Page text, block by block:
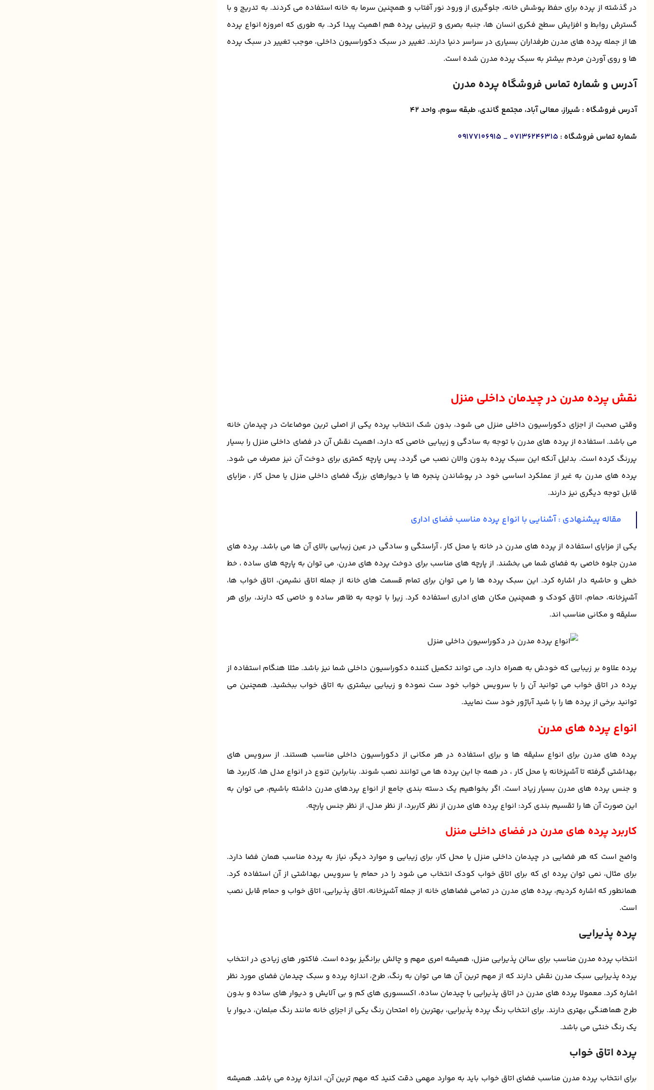
در گذشته از پرده برای حفظ پوشش خانه، جلوگیری از ورود نور آفتاب و همچنین سرما به خانه استفاده می کردند. به تدریج و با
گسترش روابط و افزایش سطح فکری انسان ها، جنبه بصری و تزیینی پرده هم اهمیت پیدا کرد. به طوری که امروزه انواع پرده
ها از جمله پرده های مدرن طرفداران بسیاری در سراسر دنیا دارند. تغییر در سبک دکوراسیون داخلی، موجب تغییر در سبک پرده
ها و روی آوردن مردم بیشتر به سبک پرده مدرن شده است.
آدرس و شماره تماس فروشگاه پرده مدرن
آدرس فروشگاه : شیراز، معالی آباد، مجتمع گاندی، طبقه سوم، واحد 42
شماره تماس فروشگاه : 07136246315 _ 09177106915
نقش پرده مدرن در چیدمان داخلی منزل
وقتی صحبت از اجزای دکوراسیون داخلی منزل می شود، بدون شک انتخاب پرده یکی از اصلی ترین موضاعات در چیدمان خانه
می باشد. استفاده از پرده های مدرن با توجه به سادگی و زیبایی خاصی که دارد، اهمیت نقش آن در فضای داخلی منزل را بسیار
پررنگ کرده است. بدلیل آنکه این سبک پرده بدون والان نصب می گردد، پس پارچه کمتری برای دوخت آن نیز مصرف می شود.
پرده های مدرن به غیر از عملکرد اساسی خود در پوشاندن پنجره ها یا دیوارهای بزرگ فضای داخلی منزل یا محل کار ، مزایای
قابل توجه دیگری نیز دارند.
مقاله پیشنهادی :آشنایی با انواع پرده مناسب فضای اداری
یکی از مزایای استفاده از پرده های مدرن در خانه یا محل کار ، آراستگی و سادگی در عین زیبایی بالای آن ها می باشد. پرده های
مدرن جلوه خاصی به فضای شما می بخشند. از پارچه های مناسب برای دوخت پرده های مدرن، می توان به پارچه های ساده ، خط
خطی و حاشیه دار اشاره کرد. این سبک پرده ها را می توان برای تمام قسمت های خانه از جمله اتاق نشیمن، اتاق خواب ها،
آشپزخانه، حمام، اتاق کودک و همچنین مکان های اداری استفاده کرد. زیرا با توجه به ظاهر ساده و خاصی که دارند، برای هر
سلیقه و مکانی مناسب اند.
پرده علاوه بر زیبایی که خودش به همراه دارد، می تواند تکمیل کننده دکوراسیون داخلی شما نیز باشد. مثلا هنگام استفاده از
پرده در اتاق خواب می توانید آن را با سرویس خواب خود ست نموده و زیبایی بیشتری به اتاق خواب ببخشید. همچنین می
توانید برخی از پرده ها را با شید آباژور خود ست نمایید.
انواع پرده های مدرن
پرده های مدرن برای انواع سلیقه ها و برای استفاده در هر مکانی از دکوراسیون داخلی مناسب هستند. از سرویس های
بهداشتی گرفته تا آشپزخانه یا محل کار ، در همه جا این پرده ها می توانند نصب شوند. بنابراین تنوع در انواع مدل ها، کاربرد ها
و جنس پرده های مدرن بسیار زیاد است. اگر بخواهیم یک دسته بندی جامع از انواع پردهای مدرن داشته باشیم، می توان به
این صورت آن ها را تقسیم بندی کرد: انواع پرده های مدرن از نظر کاربرد، از نظر مدل، از نظر جنس پارچه.
کاربرد پرده های مدرن در فضای داخلی منزل
واضح است که هر فضایی در چیدمان داخلی منزل یا محل کار، برای زیبایی و موارد دیگر، نیاز به پرده مناسب همان فضا دارد.
برای مثال، نمی توان پرده ای که برای اتاق خواب کودک انتخاب می شود را در حمام یا سرویس بهداشتی از آن استفاده کرد.
همانطور که اشاره کردیم، پرده های مدرن در تمامی فضاهای خانه از جمله آشپزخانه، اتاق پذیرایی، اتاق خواب و حمام قابل نصب
است.
پرده پذیرایی
انتخاب پرده مدرن مناسب برای سالن پذیرایی منزل، همیشه امری مهم و چالش برانگیز بوده است. فاکتور های زیادی در انتخاب
پرده پذیرایی سبک مدرن نقش دارند که از مهم ترین آن ها می توان به رنگ، طرح، اندازه پرده و سبک چیدمان فضای مورد نظر
اشاره کرد. معمولا پرده های مدرن در اتاق پذیرایی با چیدمان ساده، اکسسوری های کم و بی آلایش و دیوار های ساده و بدون
طرح هماهنگی بهتری دارند. برای انتخاب رنگ پرده پذیرایی، بهترین راه امتحان رنگ یکی از اجزای خانه مانند رنگ مبلمان، دیوار یا
یک رنگ خنثی می باشد.
پرده اتاق خواب
برای انتخاب پرده مدرن مناسب فضای اتاق خواب باید به موارد مهمی دقت کنید که مهم ترین آن، اندازه پرده می باشد. همیشه